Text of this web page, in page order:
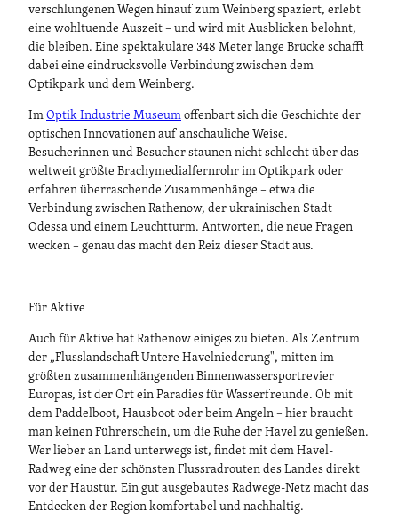
verschlungenen Wegen hinauf zum Weinberg spaziert, erlebt
eine wohltuende Auszeit – und wird mit Ausblicken belohnt,
die bleiben. Eine spektakuläre 348 Meter lange Brücke schafft
dabei eine eindrucksvolle Verbindung zwischen dem
Optikpark und dem Weinberg.
ImOptik Industrie Museumoffenbart sich die Geschichte der
optischen Innovationen auf anschauliche Weise.
Besucherinnen und Besucher staunen nicht schlecht über das
weltweit größte Brachymedialfernrohr im Optikpark oder
erfahren überraschende Zusammenhänge – etwa die
Verbindung zwischen Rathenow, der ukrainischen Stadt
Odessa und einem Leuchtturm. Antworten, die neue Fragen
wecken – genau das macht den Reiz dieser Stadt aus.
Für Aktive
Auch für Aktive hat Rathenow einiges zu bieten. Als Zentrum
der „Flusslandschaft Untere Havelniederung", mitten im
größten zusammenhängenden Binnenwassersportrevier
Europas, ist der Ort ein Paradies für Wasserfreunde. Ob mit
dem Paddelboot, Hausboot oder beim Angeln – hier braucht
man keinen Führerschein, um die Ruhe der Havel zu genießen.
Wer lieber an Land unterwegs ist, findet mit dem Havel-
Radweg eine der schönsten Flussradrouten des Landes direkt
vor der Haustür. Ein gut ausgebautes Radwege-Netz macht das
Entdecken der Region komfortabel und nachhaltig.